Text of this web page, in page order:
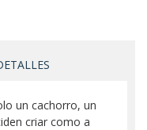
un cachorro, un
criar como a